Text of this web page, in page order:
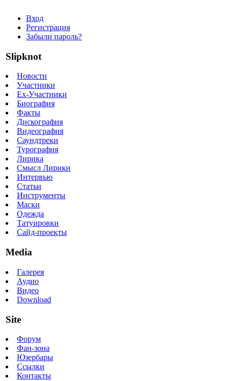
Вход
Регистрация
Забыли пароль?
Slipknot
Новости
Участники
Ex-Участники
Биография
Факты
Дискография
Видеография
Саундтреки
Турография
Лирика
Смысл Лирики
Интервью
Статьи
Инструменты
Маски
Одежда
Татуировки
Сайд-проекты
Media
Галерея
Аудио
Видео
Download
Site
Форум
Фан-зона
Юзербары
Ссылки
Контакты